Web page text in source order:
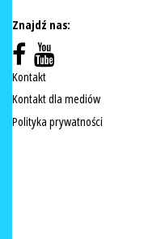
Znajdź nas:
Kontakt
Kontakt dla mediów
Polityka prywatności